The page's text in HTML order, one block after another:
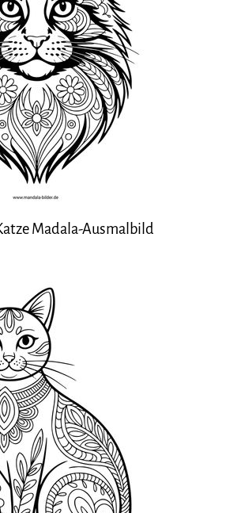
Madala-Ausmalbild